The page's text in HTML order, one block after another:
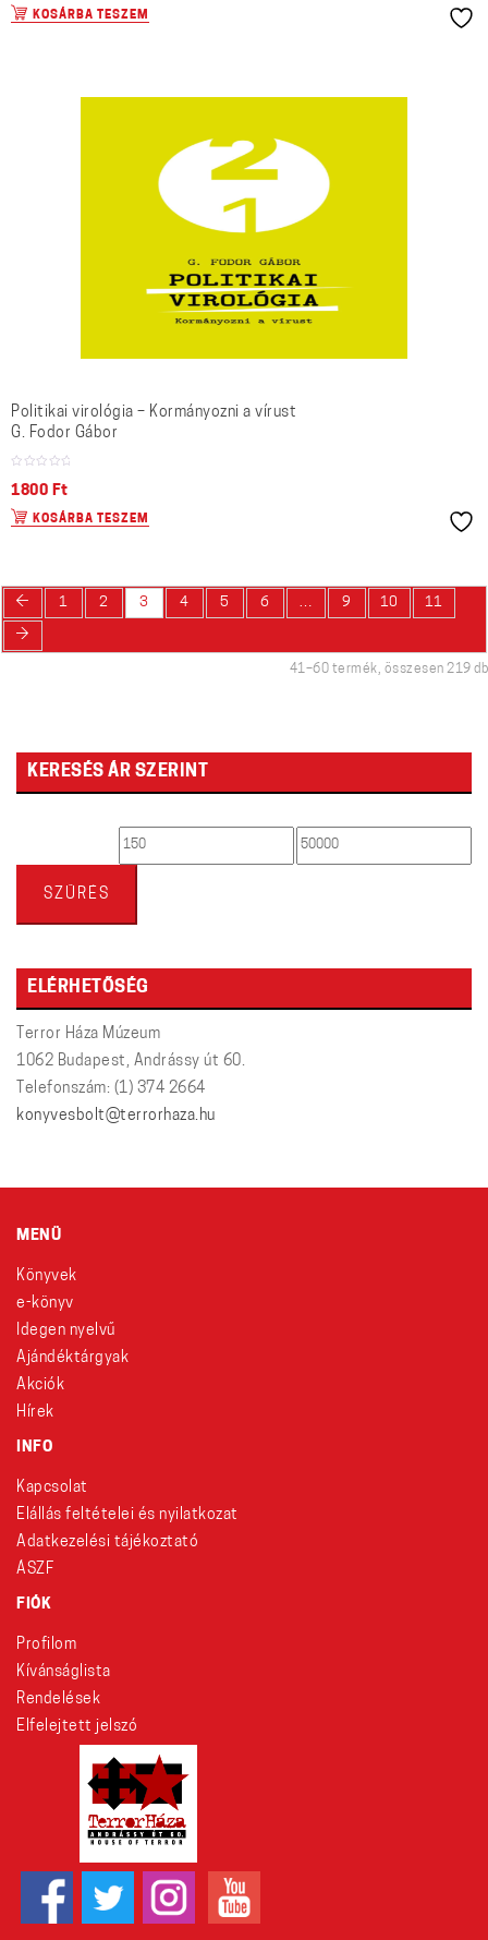
KOSÁRBA TESZEM
Politikai virológia – Kormányozni a vírust
G. Fodor Gábor
1800 Ft
KOSÁRBA TESZEM
← 1 2 3 4 5 6 … 9 10 11
→
41–60 termék, összesen 219 db
KERESÉS ÁR SZERINT
Min Max
SZŰRÉS
ELÉRHETŐSÉG
Terror Háza Múzeum
1062 Budapest, Andrássy út 60.
Telefonszám: (1) 374 2664
konyvesbolt@terrorhaza.hu
MENÜ
Könyvek
e-könyv
Idegen nyelvű
Ajándéktárgyak
Akciók
Hírek
INFO
Kapcsolat
Elállás feltételei és nyilatkozat
Adatkezelési tájékoztató
ÁSZF
FIÓK
Profilom
Kívánságlista
Rendelések
Elfelejtett jelszó